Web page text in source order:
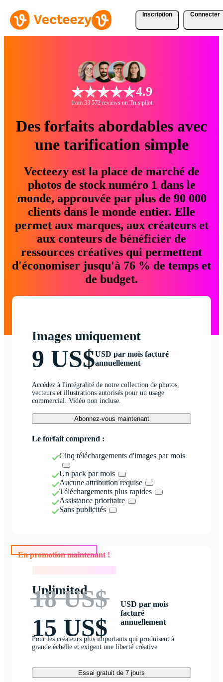
Inscription Connecter
4.9
from 33 572 reviews on Trustpilot
Des forfaits abordables avec
une tarification simple
Vecteezy est la place de marché de
photos de stock numéro 1 dans le
monde, approuvée par plus de 90 000
clients dans le monde entier. Elle
permet aux marques, aux créateurs et
aux conteurs de bénéficier de
ressources créatives qui permettent
d'économiser jusqu'à 76 % de temps et
de budget.
Images uniquement
9 US$USD par mois facturé
annuellement
Accédez à l'intégralité de notre collection de photos,
vecteurs et illustrations autorisés pour un usage
commercial. Vidéo non incluse.
Abonnez-vous maintenant
Le forfait comprend :
Cinq téléchargements d'images par mois
Un pack par mois
Aucune attribution requise
Téléchargements plus rapides
Assistance prioritaire
Sans publicités
En promotion maintenant !
Unlimited
18 US$
15 US$
USD par mois
facturé
annuellement
Pour les créateurs plus importants qui produisent à
grande échelle et exigent une liberté créative
Essai gratuit de 7 jours